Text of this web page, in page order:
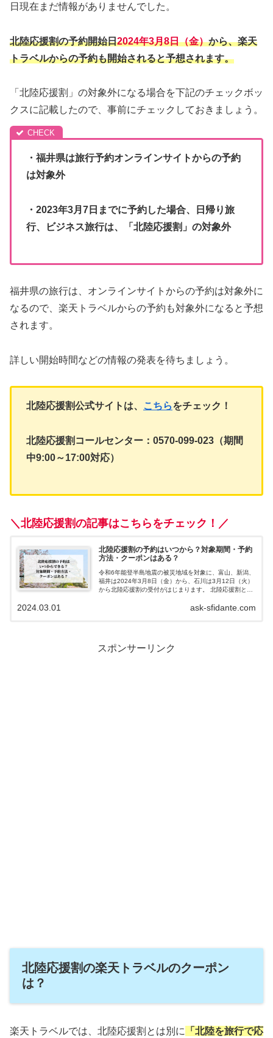
日現在まだ情報がありませんでした。
北陸応援割の予約開始日2024年3月8日（金）から、楽天
トラベルからの予約も開始されると予想されます。
「北陸応援割」の対象外になる場合を下記のチェックボッ
クスに記載したので、事前にチェックしておきましょう。
・福井県は旅行予約オンラインサイトからの予約
は対象外
・2023年3月7日までに予約した場合、日帰り旅
行、ビジネス旅行は、「北陸応援割」の対象外
福井県の旅行は、オンラインサイトからの予約は対象外に
なるので、楽天トラベルからの予約も対象外になると予想
されます。
詳しい開始時間などの情報の発表を待ちましょう。
北陸応援割公式サイトは、 こちらをチェック！
北陸応援割コールセンター：0570-099-023（期間
中9:00～17:00対応）
＼北陸応援割の記事はこちらをチェック！／
北陸応援割の予約はいつから？対象期間・予約
方法・クーポンはある？
令和6年能登半島地震の被災地域を対象に、富山、新潟、
福井は2024年3月8日（金）から、石川は3月12日（火）
から北陸応援割の受付がはじまります。 北陸応援割と
ask-sfidante.com
2024.03.01
スポンサーリンク
北陸応援割の楽天トラベルのクーポン
は？
楽天トラベルでは、北陸応援割とは別に 「北陸を旅行で応